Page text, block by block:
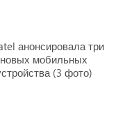
анонсировала три
новых мобильных
(3 фото)